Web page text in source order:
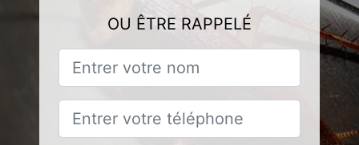
OU ÊTRE RAPPELÉ